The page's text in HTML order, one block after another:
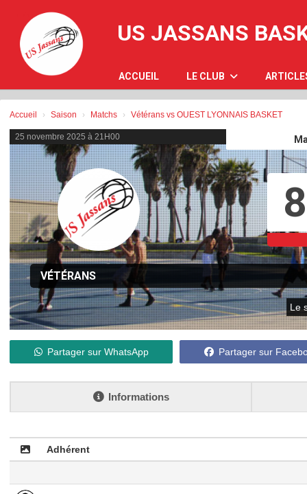
US JASSANS
ACCUEIL LE CLUB
Accueil Saison Matchs Vétérans vs OUEST LYONNAIS BASKET
25 novembre 2025 à 21H00
VÉTÉRANS
Le
Partager sur WhatsApp Partager sur
Informations
Adhérent